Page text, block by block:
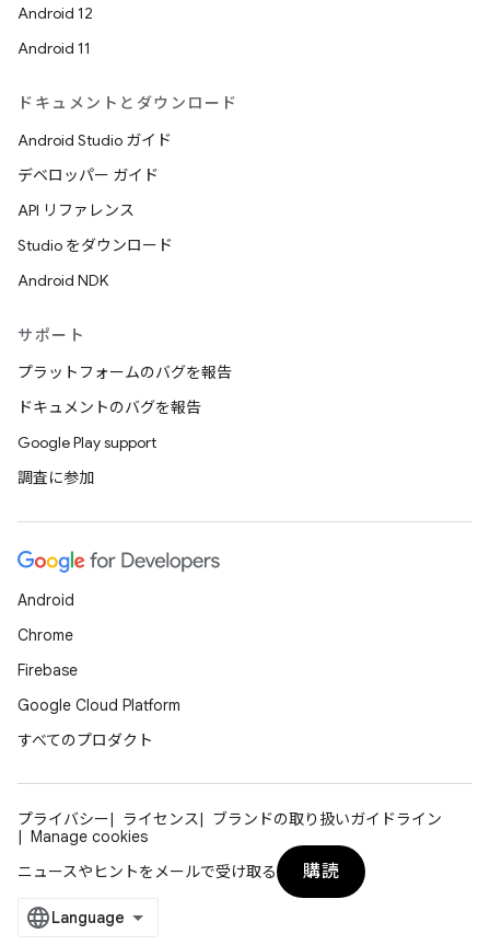
Android 12
Android 11
ドキュメントとダウンロード
Android Studio ガイド
デベロッパー ガイド
API リファレンス
Studio をダウンロード
Android NDK
サポート
プラットフォームのバグを報告
ドキュメントのバグを報告
Google Play support
調査に参加
Android
Chrome
Firebase
Google Cloud Platform
すべてのプロダクト
プライバシー ライセンス
ブランドの取り扱いガイドライン
Manage cookies
ニュースやヒントをメールで受け取る
購読